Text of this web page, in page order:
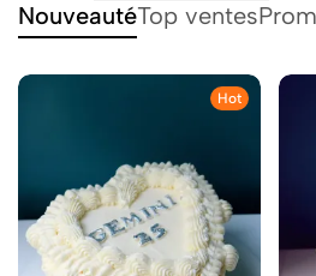
NouveautéTop ventes
Hot